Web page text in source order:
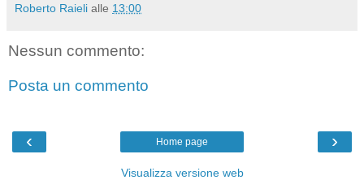
Roberto Raieli alle 13:00
Nessun commento:
Posta un commento
‹ ›
Home page
Visualizza versione web